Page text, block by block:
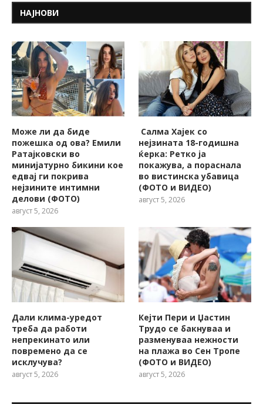
НАЈНОВИ
Може ли да биде
пожешкa од ова? Емили
Ратајковски во
минијатурно бикини кое
едвај ги покрива
нејзините интимни
делови (ФОТО)
август 5, 2026
Салма Хајек со
нејзината 18-годишна
ќерка: Ретко ја
покажува, a пораснала
во вистинска убавица
(ФОТО и ВИДЕО)
август 5, 2026
Дали клима-уредот
треба да работи
непрекинато или
повремено да се
исклучува?
август 5, 2026
Кејти Пери и Џастин
Трудо се бакнуваа и
разменуваа нежности
на плажа во Сен Тропе
(ФОТО и ВИДЕО)
август 5, 2026